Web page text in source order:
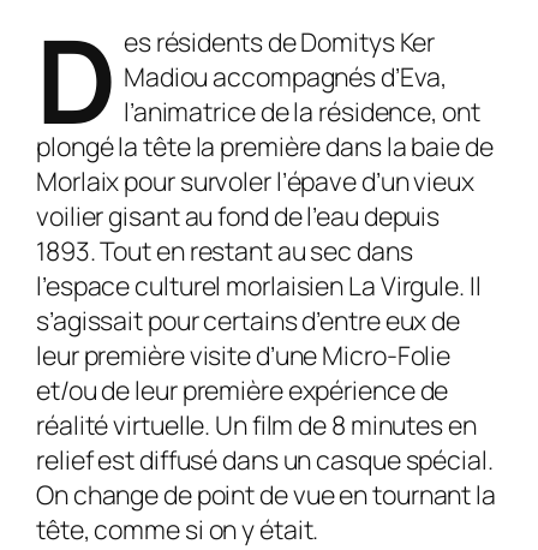
D es résidents de Domitys Ker
Madiou accompagnés d’Eva,
l’animatrice de la résidence, ont
plongé la tête la première dans la baie de
Morlaix pour survoler l’épave d’un vieux
voilier gisant au fond de l’eau depuis
1893. Tout en restant au sec dans
l’espace culturel morlaisien La Virgule. Il
s’agissait pour certains d’entre eux de
leur première visite d’une Micro-Folie
et/ou de leur première expérience de
réalité virtuelle. Un film de 8 minutes en
relief est diffusé dans un casque spécial.
On change de point de vue en tournant la
tête, comme si on y était.